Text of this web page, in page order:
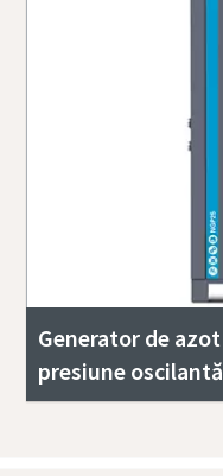
Generator de
presiune oscilantă